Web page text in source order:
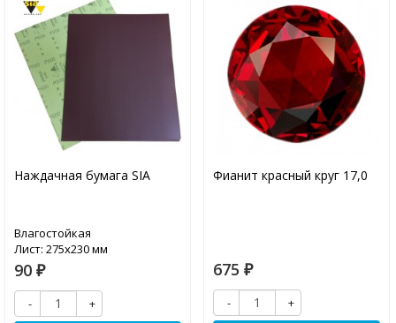
Наждачная бумага SIA
Влагостойкая
Лист: 275х230 мм
90 ₽
-
+
Фианит красный круг 17,0
675 ₽
-
+